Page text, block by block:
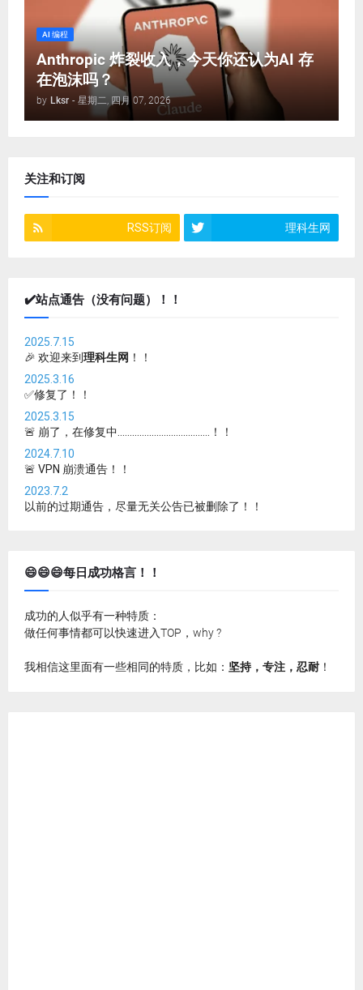
AI 编程
Anthropic 炸裂收入，今天你还认为AI 存
在泡沫吗？
by Lksr - 星期二, 四月 07, 2026
关注和订阅
RSS订阅 理科生网
✔️站点通告（没有问题）！！
2025.7.15
🎉 欢迎来到理科生网 ！！
2025.3.16
✅修复了！！
2025.3.15
🚨 崩了，在修复中......................................！！
2024.7.10
🚨 VPN 崩溃通告！！
2023.7.2
以前的过期通告，尽量无关公告已被删除了！！
😄😄😄每日成功格言！！
成功的人似乎有一种特质：
做任何事情都可以快速进入TOP，why ?
我相信这里面有一些相同的特质，比如： 坚持，专注，忍耐 ！